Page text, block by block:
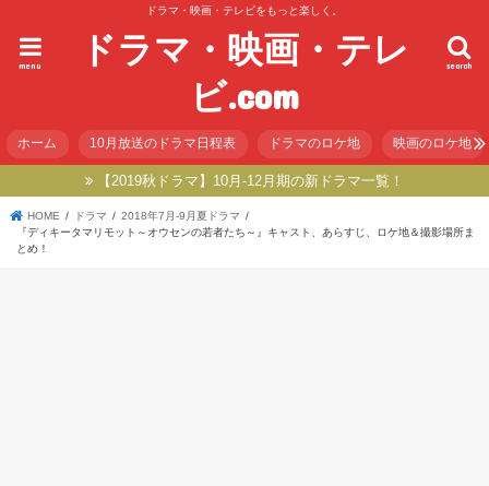
ドラマ・映画・テレビをもっと楽しく。
ドラマ・映画・テレ
ビ.com
search
menu
ホーム 10月放送のドラマ日程表 ドラマのロケ地 映画のロケ地
【2019秋ドラマ】10月-12月期の新ドラマ一覧！
HOME ドラマ
2018年7月-9月夏ドラマ
『ディキータマリモット～オウセンの若者たち～』キャスト、あらすじ、ロケ地＆撮影場所ま
とめ！